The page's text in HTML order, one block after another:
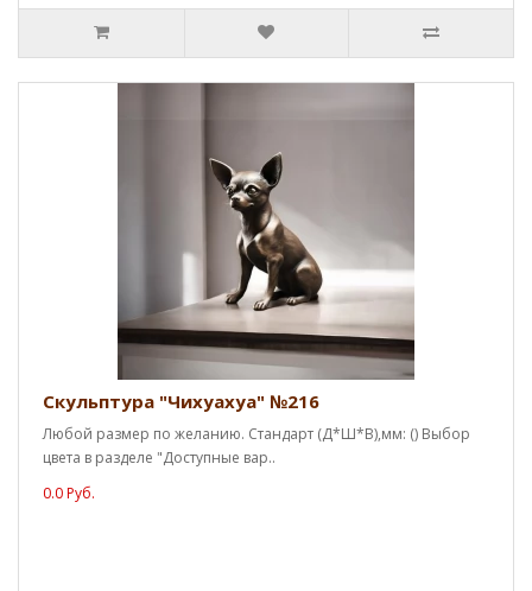
Скульптура "Чихуахуа" №216
Любой размер по желанию. Стандарт (Д*Ш*В),мм: () Выбор
цвета в разделе "Доступные вар..
0.0 Руб.